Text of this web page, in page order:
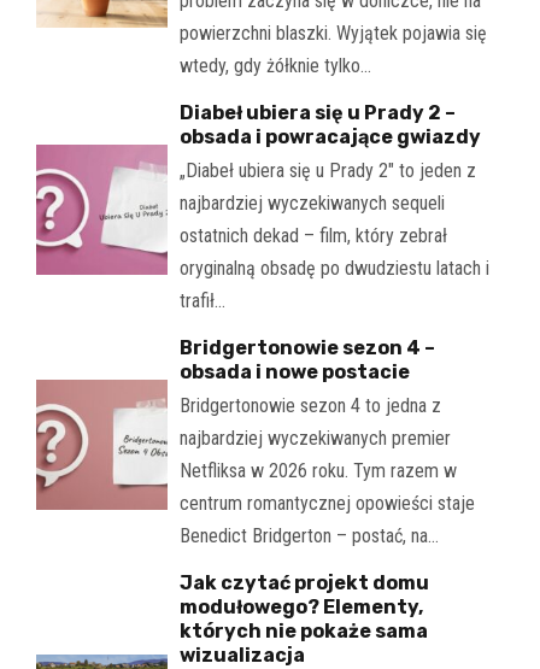
powierzchni blaszki. Wyjątek pojawia się
wtedy, gdy żółknie tylko…
Diabeł ubiera się u Prady 2 –
obsada i powracające gwiazdy
„Diabeł ubiera się u Prady 2" to jeden z
najbardziej wyczekiwanych sequeli
ostatnich dekad – film, który zebrał
oryginalną obsadę po dwudziestu latach i
trafił…
Bridgertonowie sezon 4 –
obsada i nowe postacie
Bridgertonowie sezon 4 to jedna z
najbardziej wyczekiwanych premier
Netfliksa w 2026 roku. Tym razem w
centrum romantycznej opowieści staje
Benedict Bridgerton – postać, na…
Jak czytać projekt domu
modułowego? Elementy,
których nie pokaże sama
wizualizacja